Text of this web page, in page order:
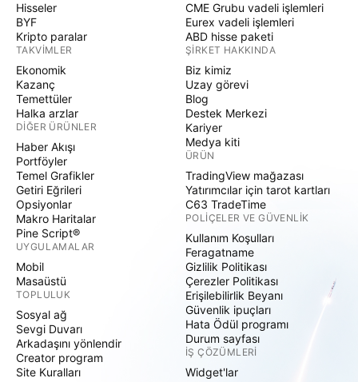
Hisseler
BYF
Kripto paralar
TAKVIMLER
Ekonomik
Kazanç
Temettüler
Halka arzlar
DIĞER ÜRÜNLER
Haber Akışı
Portföyler
Temel Grafikler
Getiri Eğrileri
Opsiyonlar
Makro Haritalar
Pine Script®
UYGULAMALAR
Mobil
Masaüstü
TOPLULUK
Sosyal ağ
Sevgi Duvarı
Arkadaşını yönlendir
Creator program
Site Kuralları
CME Grubu vadeli işlemleri
Eurex vadeli işlemleri
ABD hisse paketi
ŞIRKET HAKKINDA
Biz kimiz
Uzay görevi
Blog
Destek Merkezi
Kariyer
Medya kiti
ÜRÜN
TradingView mağazası
Yatırımcılar için tarot kartları
C63 TradeTime
POLIÇELER VE GÜVENLIK
Kullanım Koşulları
Feragatname
Gizlilik Politikası
Çerezler Politikası
Erişilebilirlik Beyanı
Güvenlik ipuçları
Hata Ödül programı
Durum sayfası
İŞ ÇÖZÜMLERI
Widget'lar